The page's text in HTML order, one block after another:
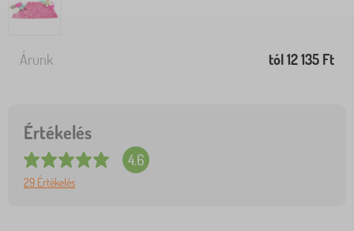
Árunk tól 12 135 Ft
Értékelés
4.6
29 Értékelés